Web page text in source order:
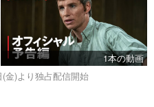
1本の動画
金)より独占配信開始